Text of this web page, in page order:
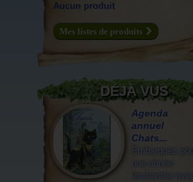
Aucun produit
Mes listes de produits
DÉJÀ VUS
Agenda
annuel
Chats...
Embarquez pour
une année
enchantée avec